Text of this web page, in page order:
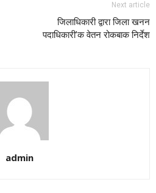
Next article
जिलाधिकारी द्वारा जिला खनन
पदाधिकारी’क वेतन रोकबाक निर्देश
admin